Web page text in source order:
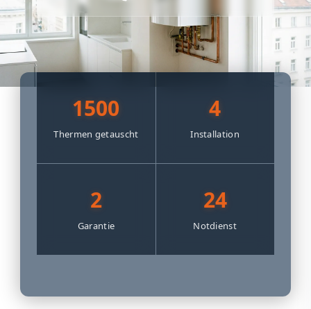
1500
Thermen getauscht
4
Installation
2
Garantie
24
Notdienst